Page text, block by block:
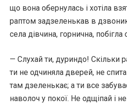
що вона обернулась і хотіла
раптом задзеленькав в
села дівчина, горнична, побігла
— Слухай ти, дуриндо! Скільки
ти не одчиняла дверей, не
там дзеленькає; а ти все
наволоч у покої. Не одщіпай і